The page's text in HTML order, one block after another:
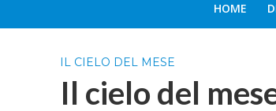
HOME
IL CIELO DEL MESE
Il cielo del